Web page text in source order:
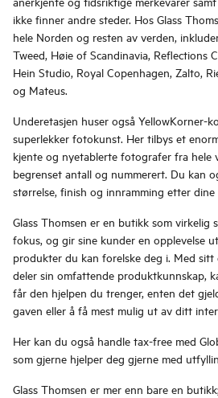
ikke finner andre steder. Hos Glass
hele Norden og resten av verden,
Tweed, Høie of Scandinavia, Reflections
Hein Studio, Royal Copenhagen, Zalto,
og Mateus.
Underetasjen huser også YellowKorner-
superlekker fotokunst. Her tilbys et
kjente og nyetablerte fotografer fra hele
begrenset antall og nummerert. Du kan
størrelse, finish og innramming etter dine
Glass Thomsen er en butikk som virkelig
fokus, og gir sine kunder en opplevelse
produkter du kan forelske deg i. Med sitt
deler sin omfattende produktkunnskap,
får den hjelpen du trenger, enten det
gaven eller å få mest mulig ut av ditt
Her kan du også handle tax-free med
som gjerne hjelper deg gjerne med
Glass Thomsen er mer enn bare en